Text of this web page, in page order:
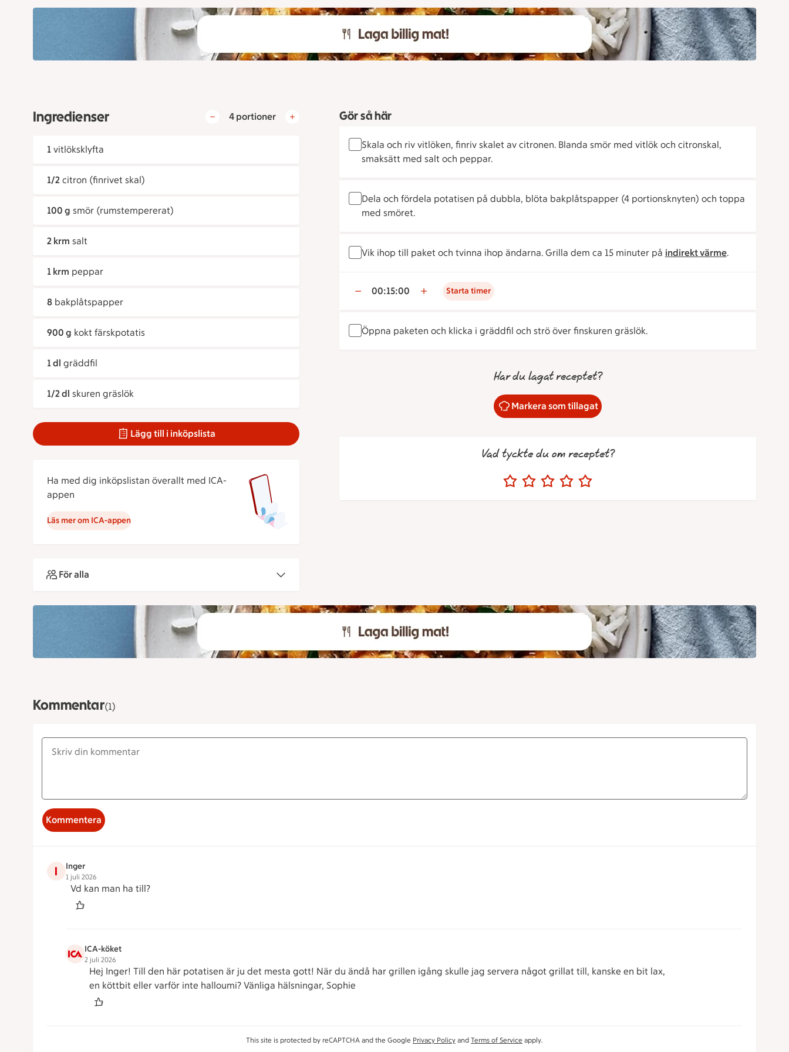
Ingredienser 4 portioner
1 vitlöksklyfta
1/2 citron (finrivet skal)
100 g smör (rumstempererat)
2 krm salt
1 krm peppar
8 bakplåtspapper
900 g kokt färskpotatis
1 dl gräddfil
1/2 dl skuren gräslök
Lägg till i inköpslista
Ha med dig inköpslistan överallt med ICA-
appen
Läs mer om ICA-appen
För alla
Gör så här
Skala och riv vitlöken, finriv skalet av citronen. Blanda smör med vitlök och citronskal,
smaksätt med salt och peppar.
Dela och fördela potatisen på dubbla, blöta bakplåtspapper (4 portionsknyten) och toppa
med smöret.
Vik ihop till paket och tvinna ihop ändarna. Grilla dem ca 15 minuter på indirekt värme.
00:15:00 Starta timer
Öppna paketen och klicka i gräddfil och strö över finskuren gräslök.
Har du lagat receptet?
Markera som tillagat
Vad tyckte du om receptet?
Kommentar(1)
Kommentera
I Inger
1 juli 2026
Vd kan man ha till?
ICA-köket
2 juli 2026
Hej Inger! Till den här potatisen är ju det mesta gott! När du ändå har grillen igång skulle jag servera något grillat till, kanske en bit lax,
en köttbit eller varför inte halloumi? Vänliga hälsningar, Sophie
This site is protected by reCAPTCHA and the Google Privacy Policy and Terms of Service apply.